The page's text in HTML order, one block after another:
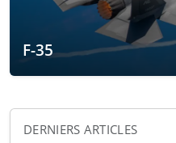
F-35
DERNIERS ARTICLES